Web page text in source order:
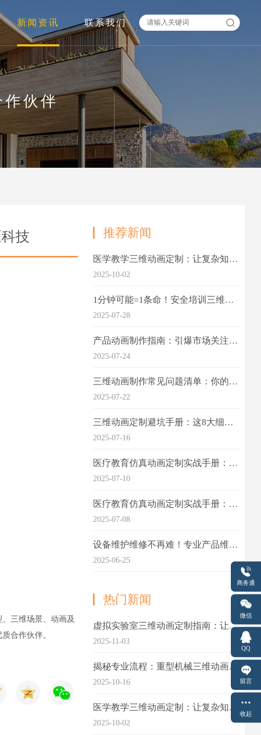
新闻资讯 联系我们
作伙伴
技
三维场景、动画及
合作伙伴。
推荐新闻
医学教学三维动画定制：让复杂知识一目了
2025-10-02
1分钟可能=1条命！安全培训三维动画制作成本效益深度拆解
2025-07-28
产品动画制作指南：引爆市场关注的视觉引擎
2025-07-24
三维动画制作常见问题清单：你的项目是否踩中这6大技术雷区？
2025-07-22
三维动画定制避坑手册：这8大细节重点关注
2025-07-16
医疗教育仿真动画定制实战手册：击破传统医学教育7大痛点
2025-07-10
医疗教育仿真动画定制实战手册：解决传统教学的7大痛点
2025-07-08
设备维护维修不再难！专业产品维护三维动画演示定制指南
2025-06-25
热门新闻
虚拟实验室三维动画定制指南：让科学教学更生动
2025-11-03
揭秘专业流程：重型机械三维动画制作的5大关键步骤
2025-10-16
医学教学三维动画定制：让复杂知识一目了
2025-10-02
商务通
微信
QQ
留言
收起